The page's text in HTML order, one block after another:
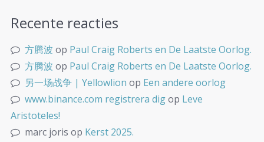
Recente reacties
方腾波 op Paul Craig Roberts en De Laatste Oorlog.
方腾波 op Paul Craig Roberts en De Laatste Oorlog.
另一场战争 | Yellowlion op Een andere oorlog
www.binance.com registrera digop Leve
Aristoteles!
marc joris op Kerst 2025.